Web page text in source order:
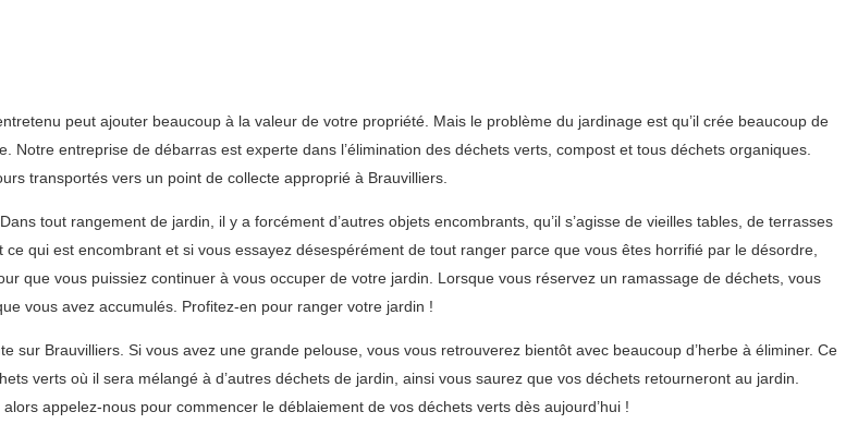
peut ajouter beaucoup à la valeur de votre propriété. Mais le problème du jardinage est qu’il crée beaucoup de
entreprise de débarras est experte dans l’élimination des déchets verts, compost et tous déchets organiques.
transportés vers un point de collecte approprié à Brauvilliers.
tout rangement de jardin, il y a forcément d’autres objets encombrants, qu’il s’agisse de vieilles tables, de terrasses
qui est encombrant et si vous essayez désespérément de tout ranger parce que vous êtes horrifié par le désordre,
que vous puissiez continuer à vous occuper de votre jardin. Lorsque vous réservez un ramassage de déchets, vous
vous avez accumulés. Profitez-en pour ranger votre jardin !
sur Brauvilliers. Si vous avez une grande pelouse, vous vous retrouverez bientôt avec beaucoup d’herbe à éliminer. Ce
verts où il sera mélangé à d’autres déchets de jardin, ainsi vous saurez que vos déchets retourneront au jardin.
appelez-nous pour commencer le déblaiement de vos déchets verts dès aujourd’hui !